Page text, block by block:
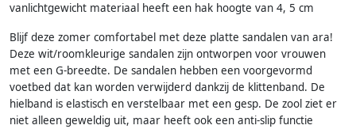
vanlichtgewicht materiaal heeft een hak hoogte van 4, 5 cm
Blijf deze zomer comfortabel met deze platte sandalen van ara!
Deze wit/roomkleurige sandalen zijn ontworpen voor vrouwen
met een G-breedte. De sandalen hebben een voorgevormd
voetbed dat kan worden verwijderd dankzij de klittenband. De
hielband is elastisch en verstelbaar met een gesp. De zool ziet er
niet alleen geweldig uit, maar heeft ook een anti-slip functie